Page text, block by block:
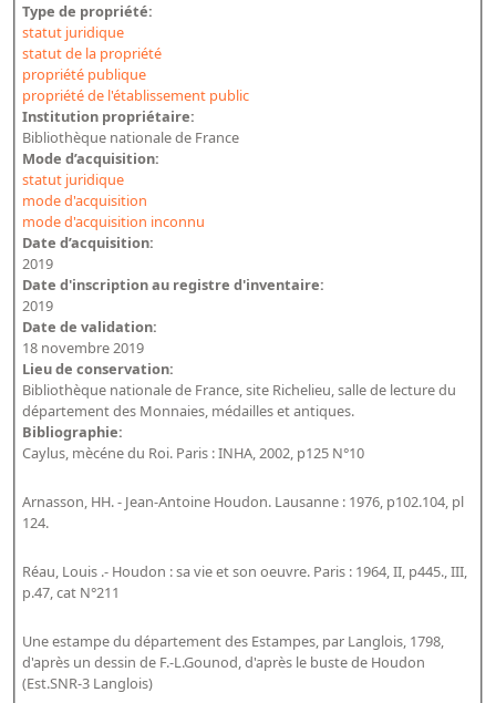
Type de propriété:
statut juridique
statut de la propriété
propriété publique
propriété de l'établissement public
Institution propriétaire:
Bibliothèque nationale de France
Mode d’acquisition:
statut juridique
mode d'acquisition
mode d'acquisition inconnu
Date d’acquisition:
2019
Date d'inscription au registre d'inventaire:
2019
Date de validation:
18 novembre 2019
Lieu de conservation:
Bibliothèque nationale de France, site Richelieu, salle de lecture du
département des Monnaies, médailles et antiques.
Bibliographie:
Caylus, mècéne du Roi. Paris : INHA, 2002, p125 N°10
Arnasson, HH. - Jean-Antoine Houdon. Lausanne : 1976, p102.104, pl
124.
Réau, Louis .- Houdon : sa vie et son oeuvre. Paris : 1964, II, p445., III,
p.47, cat N°211
Une estampe du département des Estampes, par Langlois, 1798,
d'après un dessin de F.-L.Gounod, d'après le buste de Houdon
(Est.SNR-3 Langlois)